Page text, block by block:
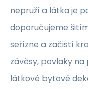
nepruží a látka je
doporučujeme
seřízne a začistí
závěsy, povlaky
látkové bytové